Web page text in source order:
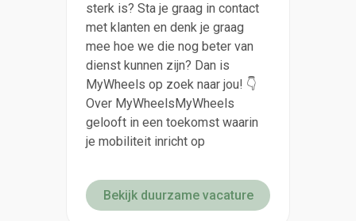
sterk is? Sta je graag in contact
met klanten en denk je graag
mee hoe we die nog beter van
dienst kunnen zijn? Dan is
MyWheels op zoek naar jou! 👇
Over MyWheelsMyWheels
gelooft in een toekomst waarin
je mobiliteit inricht op
Bekijk duurzame vacature